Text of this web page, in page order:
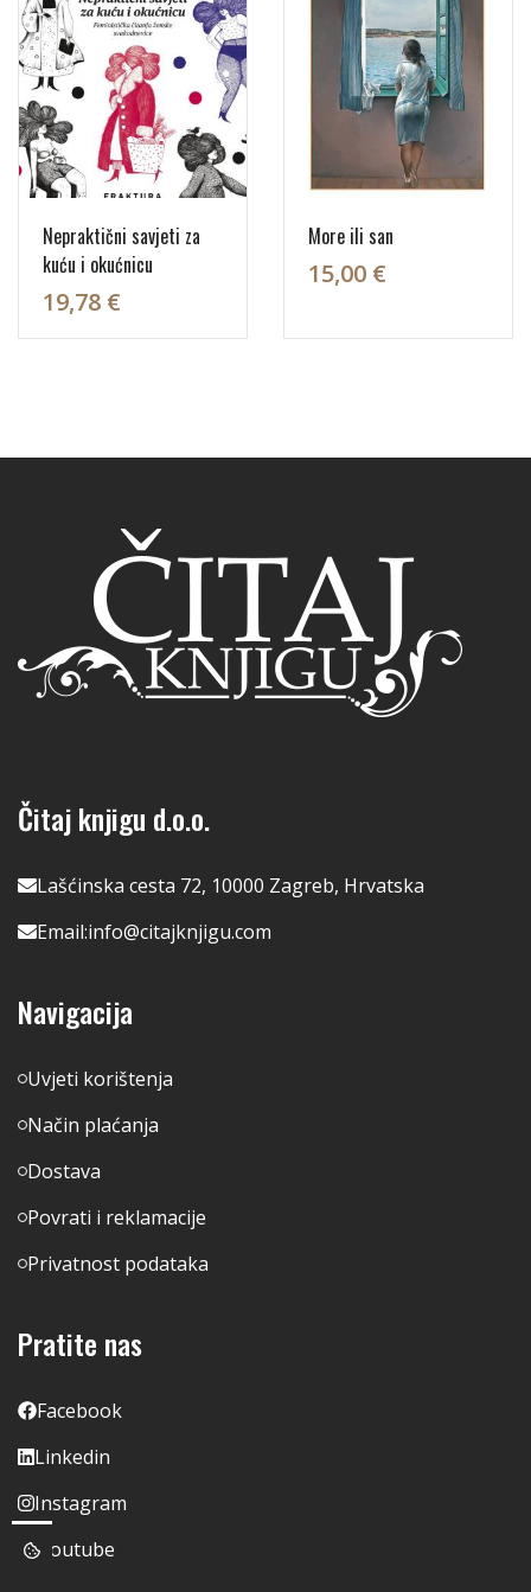
Nepraktični savjeti za
kuću i okućnicu
19,78 €
More ili san
15,00 €
Čitaj knjigu d.o.o.
Lašćinska cesta 72, 10000 Zagreb, Hrvatska
Email:info@citajknjigu.com
Navigacija
Uvjeti korištenja
Način plaćanja
Dostava
Povrati i reklamacije
Privatnost podataka
Pratite nas
Facebook
Linkedin
Instagram
Youtube